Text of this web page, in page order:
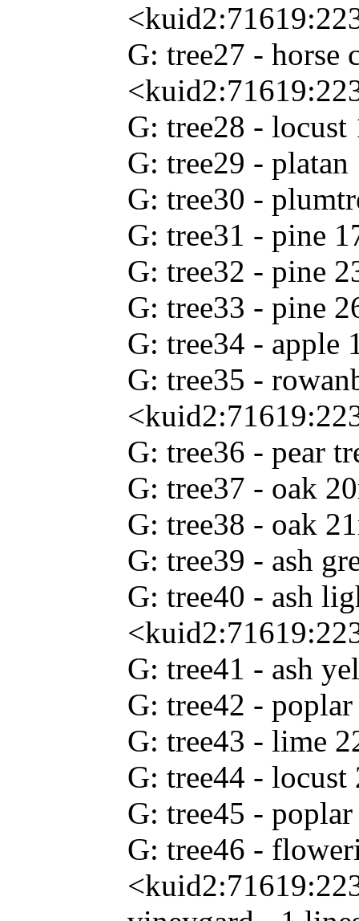
G: tree27 - horse
G: tree28 -
G: tree29 -
G: tree30 -
G: tree31 - pine
G: tree32 - pine
G: tree33 - pine
G: tree34 - apple
G: tree35 -
G: tree36 - pear
G: tree37 - oak
G: tree38 - oak
G: tree39 - ash
G: tree40 - ash
G: tree41 - ash
G: tree42 -
G: tree43 - lime
G: tree44 -
G: tree45 -
G: tree46 -